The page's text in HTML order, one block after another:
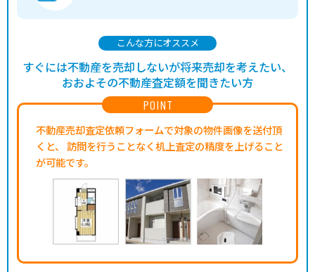
POINT
不動産売却査定依頼フォームで対象の物件画像を送付頂
くと、
訪問を行うことなく机上査定の精度を上げること
が可能です。
こんな方にオススメ
すぐには不動産を売却しないが将来売却を考えたい、
おおよその不動産査定額を聞きたい方